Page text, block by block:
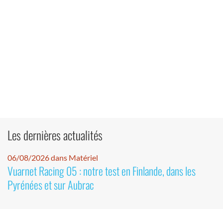
Les dernières actualités
06/08/2026 dans Matériel
Vuarnet Racing 05 : notre test en Finlande, dans les
Pyrénées et sur Aubrac